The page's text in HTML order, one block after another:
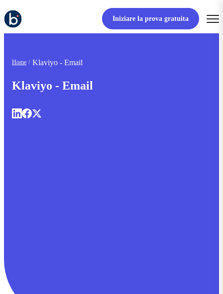
Iniziare la prova gratuita
Home Klaviyo - Email
Klaviyo - Email